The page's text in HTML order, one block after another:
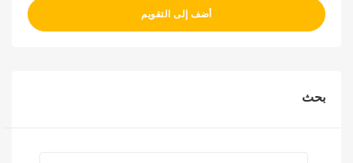
أضف إلى التقويم
بحث